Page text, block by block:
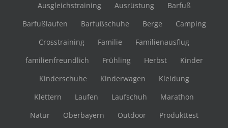
Ausgleichstraining
Ausrüstung
Barfuß
Barfußlaufen
Barfußschuhe Berge
Camping
Crosstraining
Familie
Familienausflug
familienfreundlich
Frühling Herbst
Kinder
Kinderschuhe
Kinderwagen
Kleidung
Klettern
Laufen Laufschuh
Marathon
Natur
Oberbayern Outdoor
Produkttest